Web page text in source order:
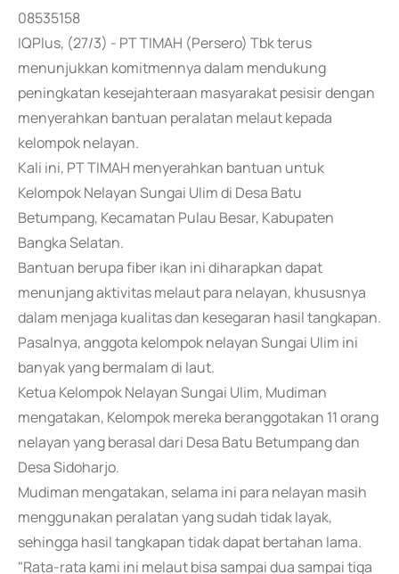
08535158
IQPlus, (27/3) - PT TIMAH (Persero) Tbk terus
menunjukkan komitmennya dalam mendukung
peningkatan kesejahteraan masyarakat pesisir dengan
menyerahkan bantuan peralatan melaut kepada
kelompok nelayan.
Kali ini, PT TIMAH menyerahkan bantuan untuk
Kelompok Nelayan Sungai Ulim di Desa Batu
Betumpang, Kecamatan Pulau Besar, Kabupaten
Bangka Selatan.
Bantuan berupa fiber ikan ini diharapkan dapat
menunjang aktivitas melaut para nelayan, khususnya
dalam menjaga kualitas dan kesegaran hasil tangkapan.
Pasalnya, anggota kelompok nelayan Sungai Ulim ini
banyak yang bermalam di laut.
Ketua Kelompok Nelayan Sungai Ulim, Mudiman
mengatakan, Kelompok mereka beranggotakan 11 orang
nelayan yang berasal dari Desa Batu Betumpang dan
Desa Sidoharjo.
Mudiman mengatakan, selama ini para nelayan masih
menggunakan peralatan yang sudah tidak layak,
sehingga hasil tangkapan tidak dapat bertahan lama.
"Rata-rata kami ini melaut bisa sampai dua sampai tiga